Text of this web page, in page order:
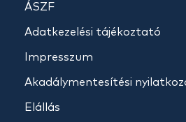
ÁSZF
Adatkezelési tájékoztató
Impresszum
Akadálymentesítési
Elállás